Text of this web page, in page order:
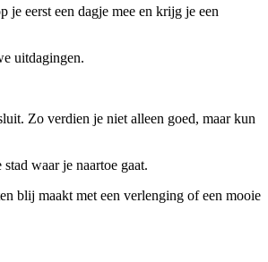
eerst een dagje mee en krijg je een
uitdagingen.
Zo verdien je niet alleen goed, maar kun
waar je naartoe gaat.
blij maakt met een verlenging of een mooie